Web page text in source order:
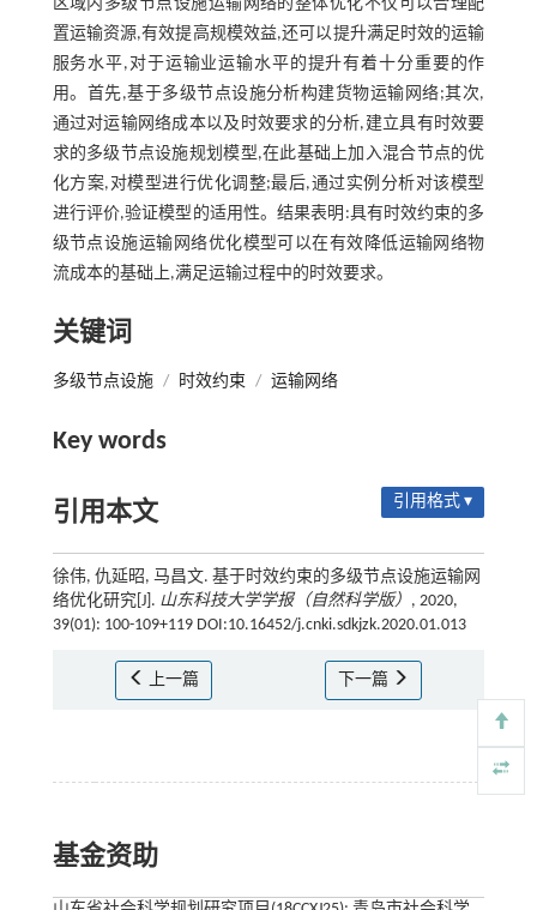
区域内多级节点设施运输网络的整体优化不仅可以合理配
置运输资源,有效提高规模效益,还可以提升满足时效的运输
服务水平,对于运输业运输水平的提升有着十分重要的作
用。首先,基于多级节点设施分析构建货物运输网络;其次,
通过对运输网络成本以及时效要求的分析,建立具有时效要
求的多级节点设施规划模型,在此基础上加入混合节点的优
化方案,对模型进行优化调整;最后,通过实例分析对该模型
进行评价,验证模型的适用性。结果表明:具有时效约束的多
级节点设施运输网络优化模型可以在有效降低运输网络物
流成本的基础上,满足运输过程中的时效要求。
关键词
多级节点设施 / 时效约束 / 运输网络
Key words
引用本文 引用格式 ▾
徐伟, 仇延昭, 马昌文. 基于时效约束的多级节点设施运输网
络优化研究[J]. 山东科技大学学报（自然科学版） , 2020,
39(01): 100-109+119 DOI:10.16452/j.cnki.sdkjzk.2020.01.013
上一篇 下一篇
基金资助